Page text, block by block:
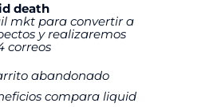
death
mkt para convertir a
y realizaremos
correos
abandonado
compara liquid